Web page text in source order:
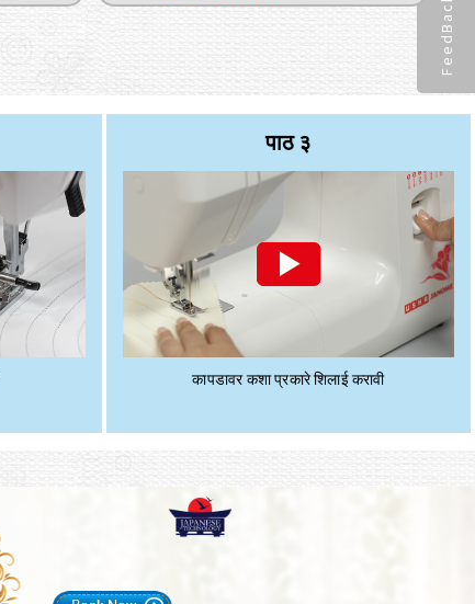
FeedBack
पाठ ३
कापडावर कशा प्रकारे शिलाई करावी